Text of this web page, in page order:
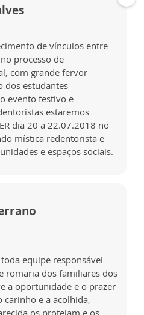
de vínculos entre
processo de
com grande fervor
dos estudantes
evento festivo e
estaremos
dia 20 a 22.07.2018 no
mística redentorista e
e espaços sociais.
equipe responsável
romaria dos familiares dos
a oportunidade e o prazer
carinho e a acolhida,